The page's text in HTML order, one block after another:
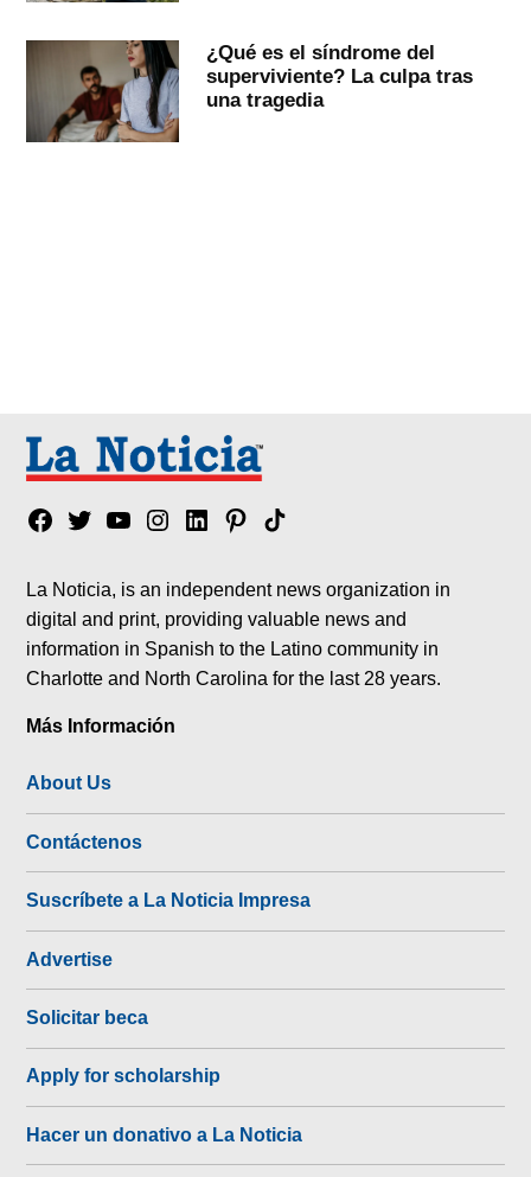
¿Qué es el síndrome del
superviviente? La culpa tras
una tragedia
Facebook
TwitterYouTubeInstagram
LinkedinPinterest
Tik
La Noticia, is an independent news organization in
digital and print, providing valuable news and
information in Spanish to the Latino community in
Charlotte and North Carolina for the last 28 years.
Más Información
About Us
Contáctenos
Suscríbete a La Noticia Impresa
Advertise
Solicitar beca
Apply for scholarship
Hacer un donativo a La Noticia